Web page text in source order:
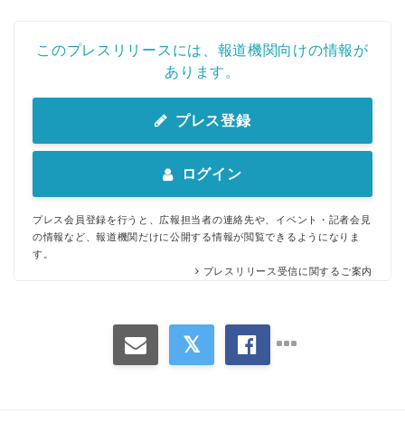
このプレスリリースには、報道機関向けの情報が
あります。
プレス登録
ログイン
プレス会員登録を行うと、広報担当者の連絡先や、イベント・記者会見
の情報など、報道機関だけに公開する情報が閲覧できるようになりま
す。
プレスリリース受信に関するご案内